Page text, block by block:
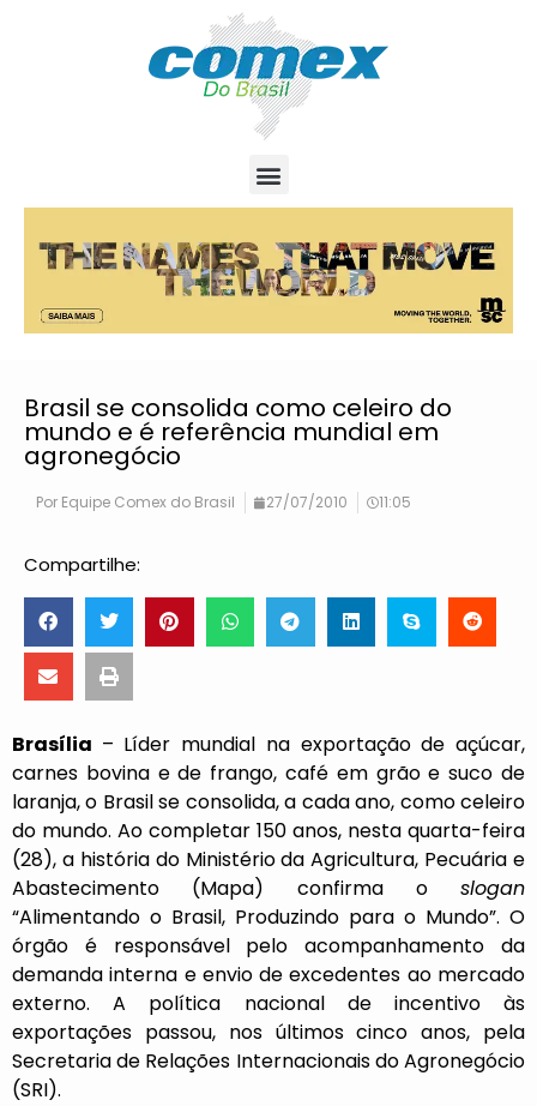
Brasil se consolida como celeiro do
mundo e é referência mundial em
agronegócio
Por Equipe Comex do Brasil 27/07/2010 11:05
Compartilhe:
Brasília – Líder mundial na exportação de açúcar,
carnes bovina e de frango, café em grão e suco de
laranja, o Brasil se consolida, a cada ano, como celeiro
do mundo. Ao completar 150 anos, nesta quarta-feira
(28), a história do Ministério da Agricultura, Pecuária e
Abastecimento (Mapa) confirma o slogan
“Alimentando o Brasil, Produzindo para o Mundo”. O
órgão é responsável pelo acompanhamento da
demanda interna e envio de excedentes ao mercado
externo. A política nacional de incentivo às
exportações passou, nos últimos cinco anos, pela
Secretaria de Relações Internacionais do Agronegócio
(SRI).